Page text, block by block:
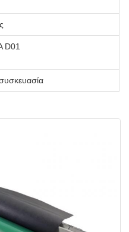
D01